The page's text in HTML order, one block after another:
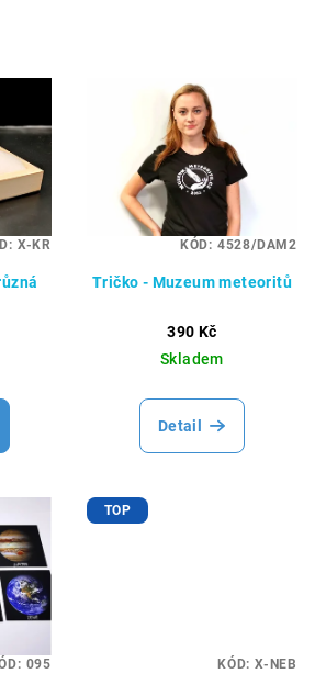
X-KR
Tričko - Muzeum meteoritů
390 Kč
Skladem
Detail
KÓD: 4528/DAM2
095
TOP
KÓD: X-NEB